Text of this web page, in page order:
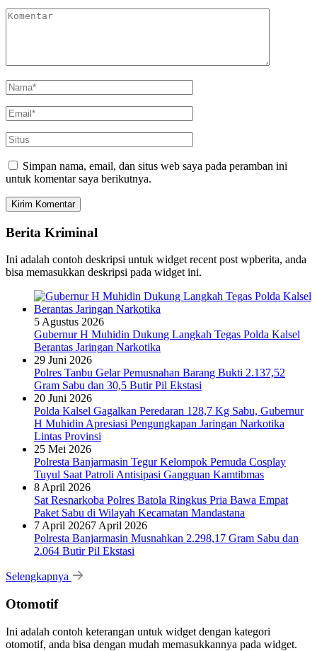
Simpan nama, email, dan situs web saya pada peramban ini
untuk komentar saya berikutnya.
Berita Kriminal
Ini adalah contoh deskripsi untuk widget recent post wpberita, anda
bisa memasukkan deskripsi pada widget ini.
5 Agustus 2026
Gubernur H Muhidin Dukung Langkah Tegas Polda Kalsel
Berantas Jaringan Narkotika
29 Juni 2026
Polres Tanbu Gelar Pemusnahan Barang Bukti 2.137,52
Gram Sabu dan 30,5 Butir Pil Ekstasi
20 Juni 2026
Polda Kalsel Gagalkan Peredaran 128,7 Kg Sabu, Gubernur
H Muhidin Apresiasi Pengungkapan Jaringan Narkotika
Lintas Provinsi
25 Mei 2026
Polresta Banjarmasin Tegur Kelompok Pemuda Cosplay
Tuyul Saat Patroli Antisipasi Gangguan Kamtibmas
8 April 2026
Sat Resnarkoba Polres Batola Ringkus Pria Bawa Empat
Paket Sabu di Wilayah Kecamatan Mandastana
7 April 20267 April 2026
Polresta Banjarmasin Musnahkan 2.298,17 Gram Sabu dan
2.064 Butir Pil Ekstasi
Selengkapnya
Otomotif
Ini adalah contoh keterangan untuk widget dengan kategori
otomotif, anda bisa dengan mudah memasukkannya pada widget.